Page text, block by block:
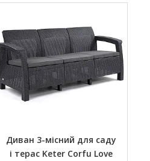
Диван 3-місний для саду
і терас Keter Corfu Love